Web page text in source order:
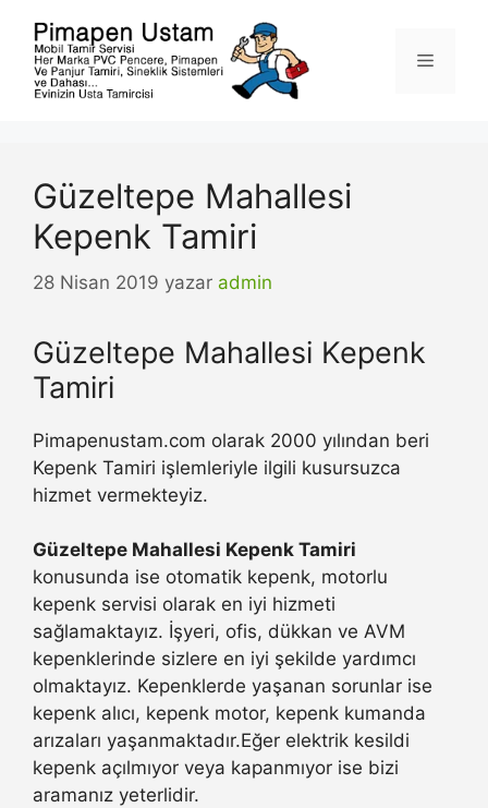
Menü
Güzeltepe Mahallesi
Kepenk Tamiri
28 Nisan 2019 yazar admin
Güzeltepe Mahallesi Kepenk
Tamiri
Pimapenustam.com olarak 2000 yılından beri
Kepenk Tamiri işlemleriyle ilgili kusursuzca
hizmet vermekteyiz.
Güzeltepe Mahallesi Kepenk Tamiri
konusunda ise otomatik kepenk, motorlu
kepenk servisi olarak en iyi hizmeti
sağlamaktayız. İşyeri, ofis, dükkan ve AVM
kepenklerinde sizlere en iyi şekilde yardımcı
olmaktayız. Kepenklerde yaşanan sorunlar ise
kepenk alıcı, kepenk motor, kepenk kumanda
arızaları yaşanmaktadır.Eğer elektrik kesildi
kepenk açılmıyor veya kapanmıyor ise bizi
aramanız yeterlidir.